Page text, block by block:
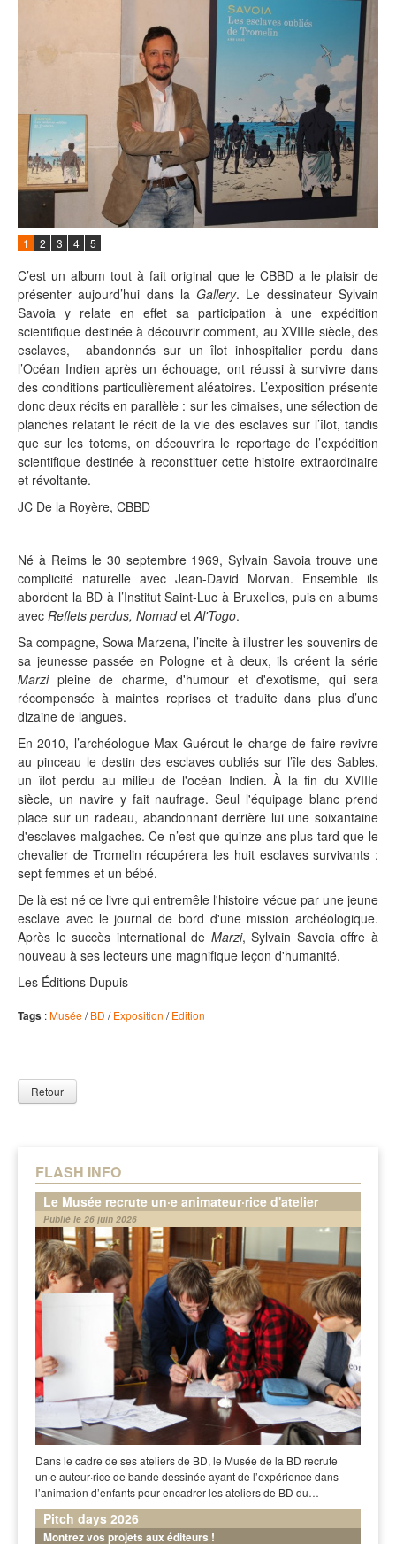
FLASH INFO
Le Musée recrute un·e animateur·rice d'atelier
Publié le 26 juin 2026
Dans le cadre de ses ateliers de BD, le Musée de la BD recrute
un·e auteur·rice de bande dessinée ayant de l’expérience dans
l’animation d’enfants pour encadrer les ateliers de BD du…
Pitch days 2026
Montrez vos projets aux éditeurs !
1 2 3 4 5
C’est un album tout à fait original que le CBBD a le plaisir de
présenter aujourd’hui dans laGallery. Le dessinateur Sylvain
Savoia y relate en effet sa participation à une expédition
scientifique destinée à découvrir comment, au XVIIIe siècle, des
esclaves, abandonnés sur un îlot inhospitalier perdu dans
l’Océan Indien après un échouage, ont réussi à survivre dans
des conditions particulièrement aléatoires. L’exposition présente
donc deux récits en parallèle : sur les cimaises, une sélection de
planches relatant le récit de la vie des esclaves sur l’îlot, tandis
que sur les totems, on découvrira le reportage de l’expédition
scientifique destinée à reconstituer cette histoire extraordinaire
et révoltante.
JC De la Royère, CBBD
Né à Reims le 30 septembre 1969, Sylvain Savoia trouve une
complicité naturelle avec Jean-David Morvan. Ensemble ils
abordent la BD à l’Institut Saint-Luc à Bruxelles, puis en albums
avec Reflets perdus, NomadetAl'Togo.
Sa compagne, Sowa Marzena, l’incite à illustrer les souvenirs de
sa jeunesse passée en Pologne et à deux, ils créent la série
Marzipleine de charme, d'humour et d'exotisme, qui sera
récompensée à maintes reprises et traduite dans plus d’une
dizaine de langues.
En 2010, l’archéologue Max Guérout le charge de faire revivre
au pinceau le destin des esclaves oubliés sur l’île des Sables,
un îlot perdu au milieu de l'océan Indien. À la fin du XVIIIe
siècle, un navire y fait naufrage. Seul l'équipage blanc prend
place sur un radeau, abandonnant derrière lui une soixantaine
d'esclaves malgaches. Ce n’est que quinze ans plus tard que le
chevalier de Tromelin récupérera les huit esclaves survivants :
sept femmes et un bébé.
De là est né ce livre qui entremêle l'histoire vécue par une jeune
esclave avec le journal de bord d'une mission archéologique.
Après le succès international de Marzi, Sylvain Savoia offre à
nouveau à ses lecteurs une magnifique leçon d'humanité.
Les Éditions Dupuis
Tags :Musée/BD /Exposition /Edition
Retour